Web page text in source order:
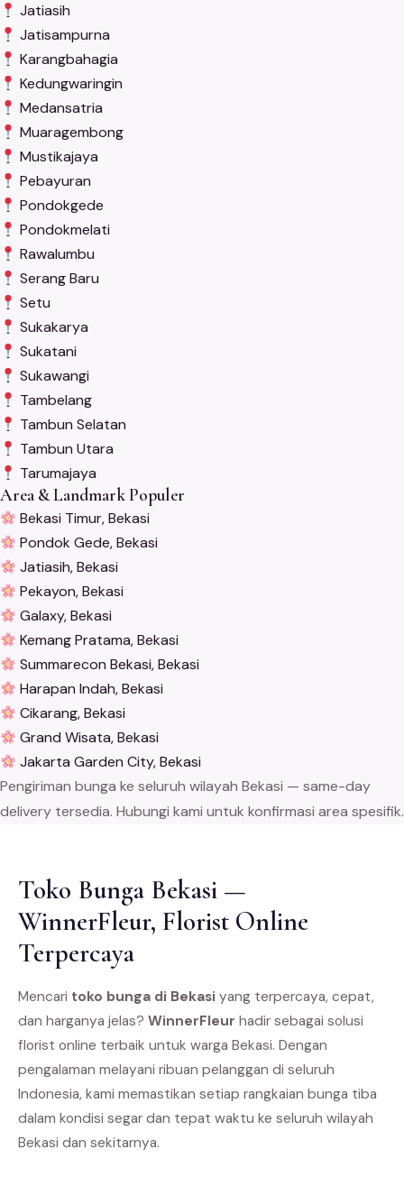
Jatiasih
Jatisampurna
Karangbahagia
Kedungwaringin
Medansatria
Muaragembong
Mustikajaya
Pebayuran
Pondokgede
Pondokmelati
Rawalumbu
Serang Baru
Setu
Sukakarya
Sukatani
Sukawangi
Tambelang
Tambun Selatan
Tambun Utara
Tarumajaya
Area & Landmark Populer
Bekasi Timur, Bekasi
Pondok Gede, Bekasi
Jatiasih, Bekasi
Pekayon, Bekasi
Galaxy, Bekasi
Kemang Pratama, Bekasi
Summarecon Bekasi, Bekasi
Harapan Indah, Bekasi
Cikarang, Bekasi
Grand Wisata, Bekasi
Jakarta Garden City, Bekasi
Pengiriman bunga ke seluruh wilayah Bekasi — same-day
delivery tersedia. Hubungi kami untuk konfirmasi area spesifik.
Toko Bunga Bekasi —
WinnerFleur, Florist Online
Terpercaya
Mencari toko bunga di Bekasi yang terpercaya, cepat,
dan harganya jelas? WinnerFleur hadir sebagai solusi
florist online terbaik untuk warga Bekasi. Dengan
pengalaman melayani ribuan pelanggan di seluruh
Indonesia, kami memastikan setiap rangkaian bunga tiba
dalam kondisi segar dan tepat waktu ke seluruh wilayah
Bekasi dan sekitarnya.